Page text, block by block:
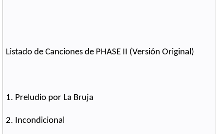
Listado de Canciones de PHASE II (Versión Original)
1. Preludio por La Bruja
2. Incondicional